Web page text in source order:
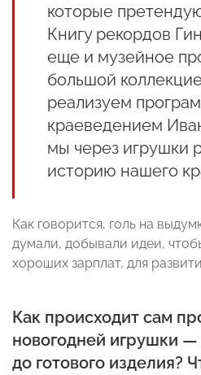
которые
Книгу рекордов
еще и музейное
большой
реализуем
краеведением
мы через игрушки
историю нашего
Как говорится, голь на
думали, добывали идеи,
хороших зарплат, для
Как происходит сам
новогодней игрушки —
до готового изделия?